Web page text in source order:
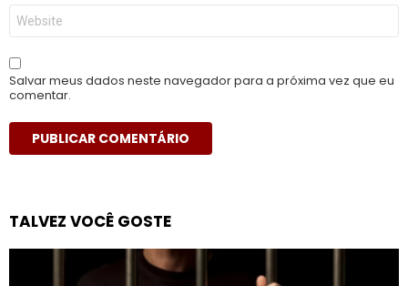
Site
Salvar meus dados neste navegador para a próxima vez que eu
comentar.
TALVEZ VOCÊ GOSTE